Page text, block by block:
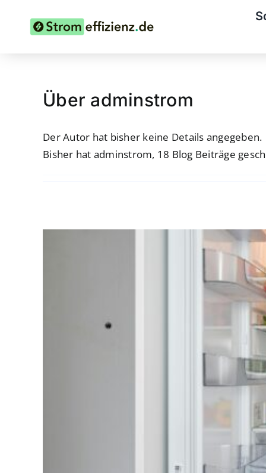
Über adminstrom
Der Autor hat bisher keine Details angegeben.
Bisher hat adminstrom, 18 Blog Beiträge